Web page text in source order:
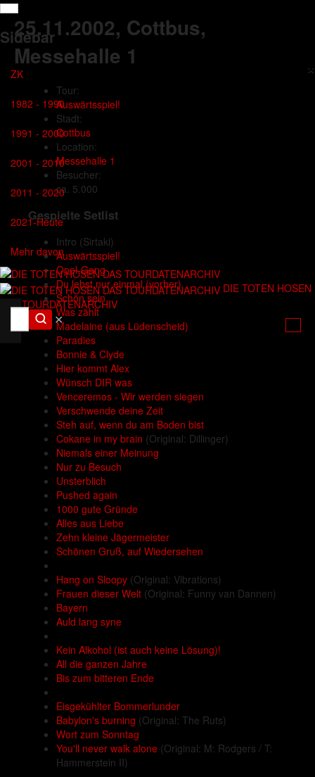
Sidebar
×
ZK
1982 - 1990
1991 - 2000
2001 - 2010
2011 - 2020
2021-Heute
Mehr davon
DIE TOTEN HOSEN
DAS TOURDATENARCHIV
✕
25.11.2002, Cottbus,
Messehalle 1
Tour:
Auswärtsspiel!
Stadt:
Cottbus
Location:
Messehalle 1
Besucher:
ca. 5.000
Gespielte Setlist
Intro (Sirtaki)
Auswärtsspiel!
Opel-Gang
Du lebst nur einmal (vorher)
Schön sein
Was zählt
Madelaine (aus Lüdenscheid)
Paradies
Bonnie & Clyde
Hier kommt Alex
Wünsch DIR was
Venceremos - Wir werden siegen
Verschwende deine Zeit
Steh auf, wenn du am Boden bist
Cokane in my brain (Original: Dillinger)
Niemals einer Meinung
Nur zu Besuch
Unsterblich
Pushed again
1000 gute Gründe
Alles aus Liebe
Zehn kleine Jägermeister
Schönen Gruß, auf Wiedersehen
Hang on Sloopy (Original: Vibrations)
Frauen dieser Welt (Original: Funny van Dannen)
Bayern
Auld lang syne
Kein Alkohol (ist auch keine Lösung)!
All die ganzen Jahre
Bis zum bitteren Ende
Eisgekühlter Bommerlunder
Babylon's burning (Original: The Ruts)
Wort zum Sonntag
You'll never walk alone (Original: M: Rodgers / T:
Hammerstein II)